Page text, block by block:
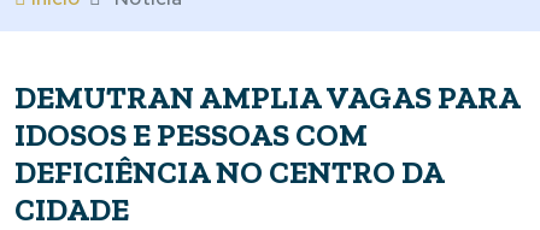
DEMUTRAN AMPLIA VAGAS PARA
IDOSOS E PESSOAS COM
DEFICIÊNCIA NO CENTRO DA
CIDADE